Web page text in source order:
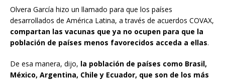
Olvera García hizo un llamado para que los países
desarrollados de América Latina, a través de acuerdos COVAX,
compartan las vacunas que ya no ocupen para que la
población de países menos favorecidos acceda a ellas.
De esa manera, dijo, la población de países como Brasil,
México, Argentina, Chile y Ecuador, que son de los más